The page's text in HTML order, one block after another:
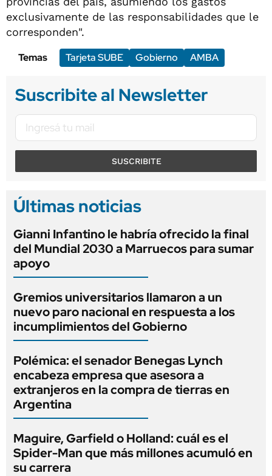
exclusivamente de las responsabilidades que le
corresponden".
Temas
Tarjeta SUBE Gobierno AMBA
Suscribite al Newsletter
SUSCRIBITE
Últimas noticias
Gianni Infantino le habría ofrecido la final
del Mundial 2030 a Marruecos para sumar
apoyo
Gremios universitarios llamaron a un
nuevo paro nacional en respuesta a los
incumplimientos del Gobierno
Polémica: el senador Benegas Lynch
encabeza empresa que asesora a
extranjeros en la compra de tierras en
Argentina
Maguire, Garfield o Holland: cuál es el
Spider-Man que más millones acumuló en
su carrera